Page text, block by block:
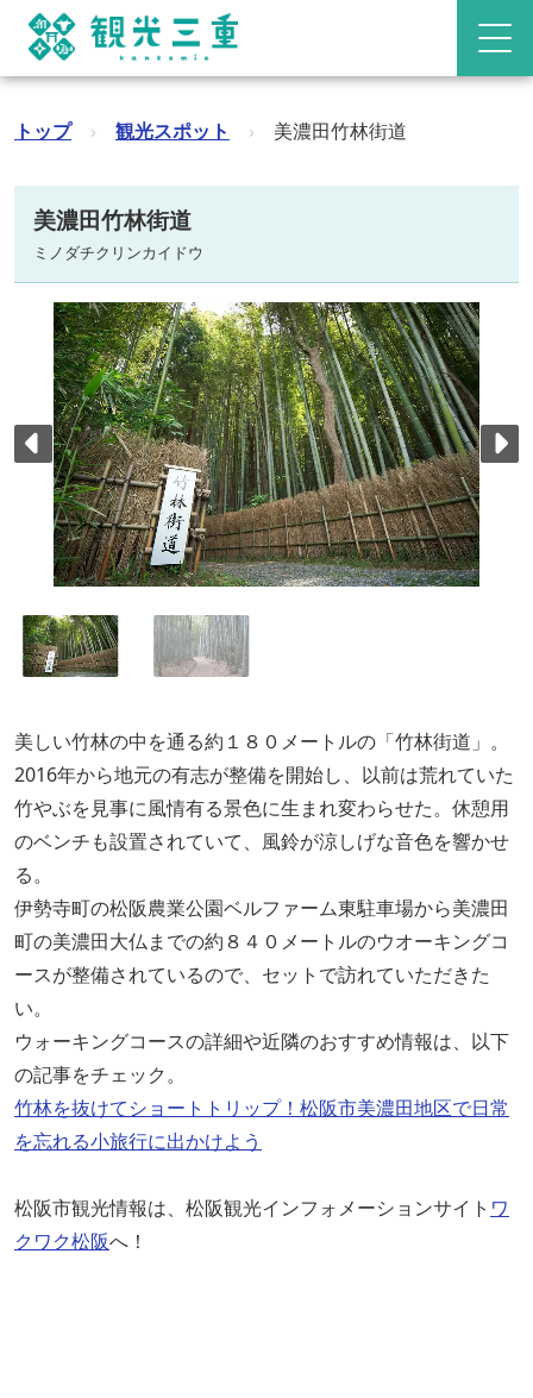
トップ › 観光スポット › 美濃田竹林街道
美濃田竹林街道
ミノダチクリンカイドウ
美しい竹林の中を通る約１８０メートルの「竹林街道」。
2016年から地元の有志が整備を開始し、以前は荒れていた
竹やぶを見事に風情有る景色に生まれ変わらせた。休憩用
のベンチも設置されていて、風鈴が涼しげな音色を響かせ
る。
伊勢寺町の松阪農業公園ベルファーム東駐車場から美濃田
町の美濃田大仏までの約８４０メートルのウオーキングコ
ースが整備されているので、セットで訪れていただきた
い。
ウォーキングコースの詳細や近隣のおすすめ情報は、以下
の記事をチェック。
竹林を抜けてショートトリップ！松阪市美濃田地区で日常
を忘れる小旅行に出かけよう
松阪市観光情報は、松阪観光インフォメーションサイト ワ
クワク松阪へ！